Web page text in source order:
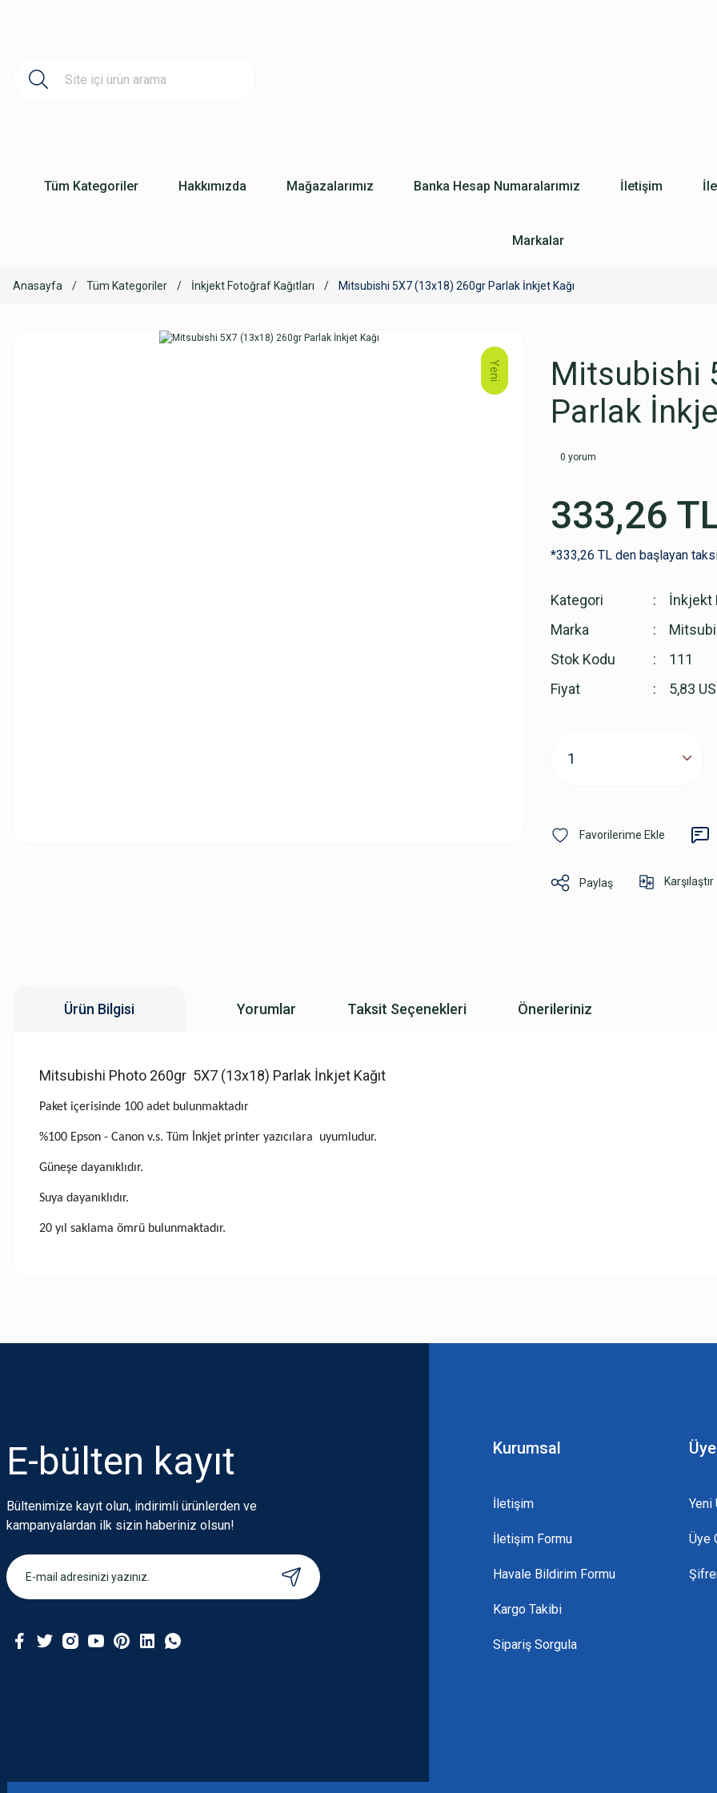
Tüm Kategoriler Hakkımızda Mağazalarımız Banka Hesap Numaralarımız İletişim
Markalar
Anasayfa Tüm Kategoriler İnkjekt Fotoğraf Kağıtları Mitsubishi 5X7 (13x18) 260gr Parlak İnkjet Kağı
Yeni
Mitsubishi
Parlak
0 yorum
333,26
*333,26 TL den başlayan
Kategori
İnkjekt
Marka
Stok Kodu
111
Fiyat
5,83
Paylaş Karşılaştır
Ürün Bilgisi Yorumlar Taksit Seçenekleri Önerileriniz
Mitsubishi Photo 260gr 5X7 (13x18) Parlak İnkjet Kağıt
Paket içerisinde 100 adet bulunmaktadır
%100 Epson - Canon v.s. Tüm İnkjet printer yazıcılara uyumludur.
Güneşe dayanıklıdır.
Suya dayanıklıdır.
20 yıl saklama ömrü bulunmaktadır.
Bu ürüne ilk yorumu siz yapın!
Bu ürüne benzer farklı alternatifler olmalı.
Gönder
E-bülten kayıt
Bültenimize kayıt olun, indirimli ürünlerden ve
kampanyalardan ilk sizin haberiniz olsun!
Kurumsal
İletişim
İletişim Formu
Havale Bildirim Formu
Kargo Takibi
Sipariş Sorgula
Yeni
Üye